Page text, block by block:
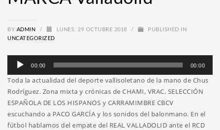
BY ADMIN / LUNES, 29 OCTUBRE 2018 /
PUBLISHED IN
UNCATEGORIZED
Reproductor
audio
00:00 00:00
Toda la actualidad del deporte vallisoletano de la mano de Chus
Rodríguez. Zona mixta y crónicas de CHAMI, VRAC, SELECCIÓN
ESPAÑOLA DE LOS HISPANOS y CARRAMIMBRE CBCV
escuchando a PACO GARCÍA y los sonidos del balonmano. En el
fútbol hablamos del empate del REAL VALLADOLID ante el RCD